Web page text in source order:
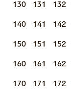
130 131 132
140 141 142
150 151 152
160 161 162
170 171 172